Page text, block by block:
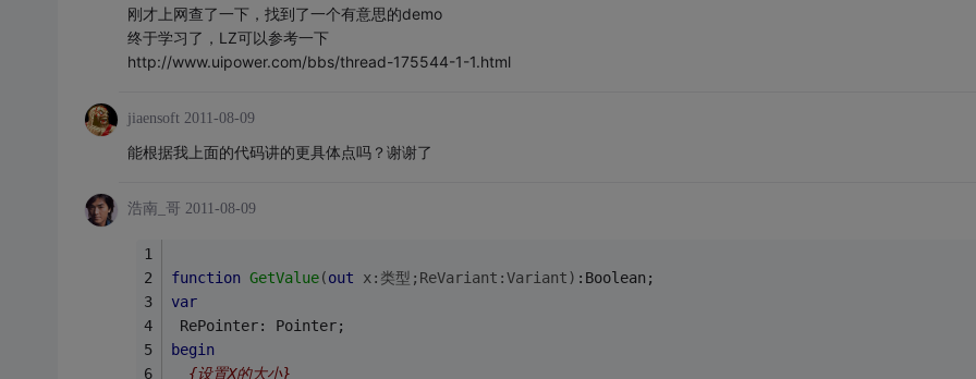
刚才上网查了一下，找到了一个有意思的demo
终于学习了，LZ可以参考一下
http://www.uipower.com/bbs/thread-175544-1-1.html
jiaensoft 2011-08-09
能根据我上面的代码讲的更具体点吗？谢谢了
浩南_哥 2011-08-09
function GetValue(out x:类型;ReVariant:Variant) : Boolean;
var
begin
{设置X的大小}